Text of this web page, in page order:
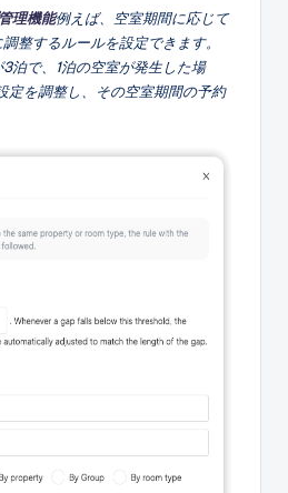
理機能例えば、空室期間に応じて
整するルールを設定できます。
泊で、1泊の空室が発生した場
定を調整し、その空室期間の予約